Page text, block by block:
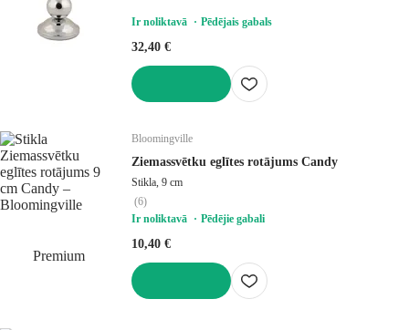
Ir noliktavā Pēdējais gabals
32,40 €
Premium
Bloomingville
Ziemassvētku eglītes rotājums Candy
Stikla, 9 cm
(6)
Ir noliktavā
Pēdējie gabali
10,40 €